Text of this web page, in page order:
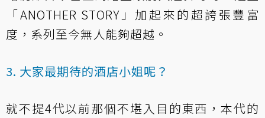
「ANOTHER STORY」加起來的超誇張豐富
度，系列至今無人能夠超越。
3. 大家最期待的酒店小姐呢？
就不提4代以前那個不堪入目的東西，本代的